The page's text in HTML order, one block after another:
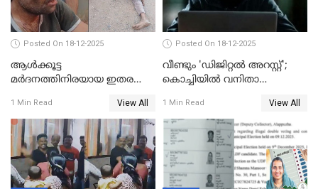
Posted On 18-12-2025
ആൾക്കൂട്ട
മർദനത്തിനിരയായ ഇതര
നടുക്കുന്ന സംഭവം
വാളയാറിൽ
1 Min Read View All
Posted On 18-12-2025
വീണ്ടും 'ഡിജിറ്റല്‍ അറസ്റ്റ്';
കൊച്ചിയില്‍ വനിതാ
കോടി രൂപ
1 Min Read View All